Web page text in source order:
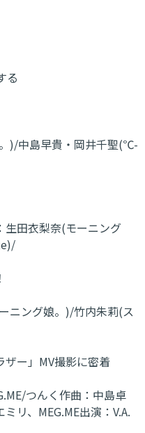
る
)/中島早貴・岡井千聖(℃-
生田衣梨奈(モーニング
ニング娘。)/竹内朱莉(ス
ー」MV撮影に密着
つんく作曲： 中島卓
リ、MEG.ME出演： V.A.